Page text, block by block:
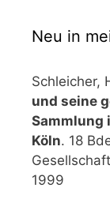
Neu in
Schleicher,
und seine
Sammlung
Köln. 18
1999